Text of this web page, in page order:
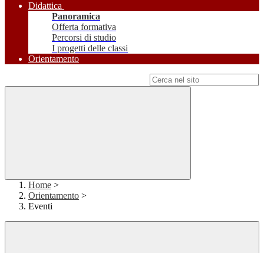
Didattica
Panoramica
Offerta formativa
Percorsi di studio
I progetti delle classi
Orientamento
Home >
Orientamento >
Eventi